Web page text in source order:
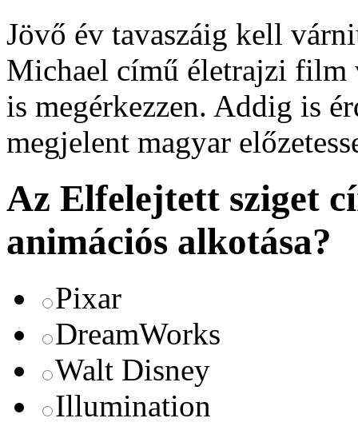
Jövő év tavaszáig kell
Michael című életrajzi film
is megérkezzen. Addig is
megjelent magyar
Az Elfelejtett sziget
animációs alkotása?
Pixar
DreamWorks
Walt Disney
Illumination